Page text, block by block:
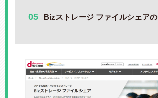
Bizストレージ ファイルシェア